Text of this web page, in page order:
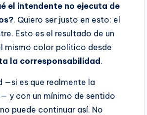
el intendente no ejecuta de
. Quiero ser justo en esto: el
Esto es el resultado de un
mismo color político desde
la corresponsabilidad.
—si es que realmente la
y con un mínimo de sentido
puede continuar así. No